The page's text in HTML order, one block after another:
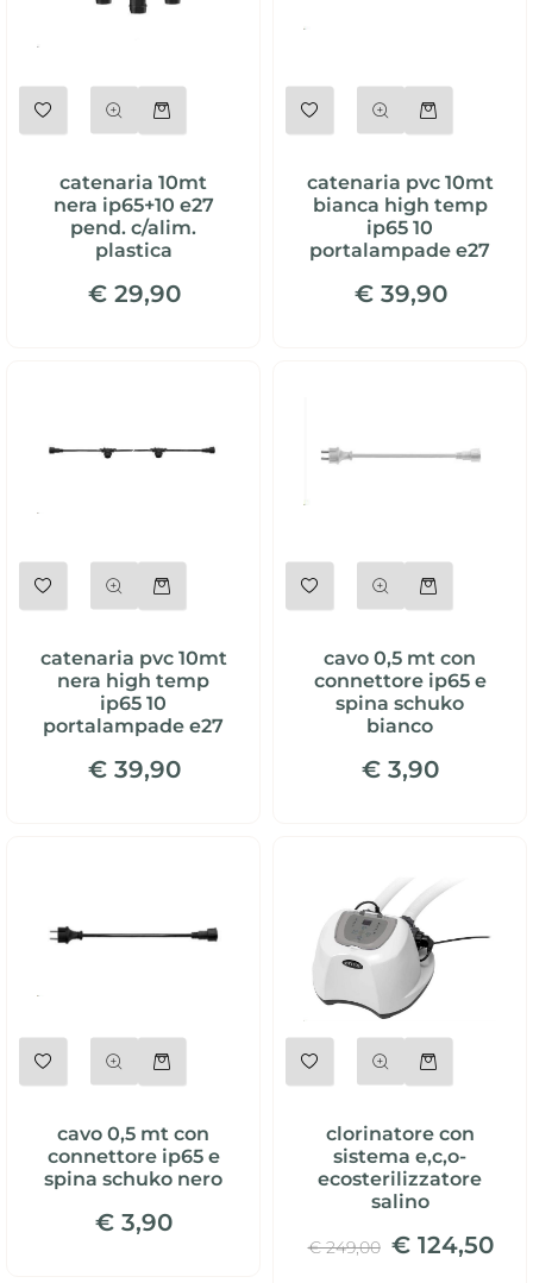
catenaria 10mt
nera ip65+10 e27
pend. c/alim.
plastica
€ 29,90
catenaria pvc 10mt
bianca high temp
ip65 10
portalampade e27
€ 39,90
catenaria pvc 10mt
nera high temp
ip65 10
portalampade e27
€ 39,90
cavo 0,5 mt con
connettore ip65 e
spina schuko
bianco
€ 3,90
cavo 0,5 mt con
connettore ip65 e
spina schuko nero
€ 3,90
clorinatore con
sistema e,c,o-
ecosterilizzatore
salino
€ 249,00 € 124,50